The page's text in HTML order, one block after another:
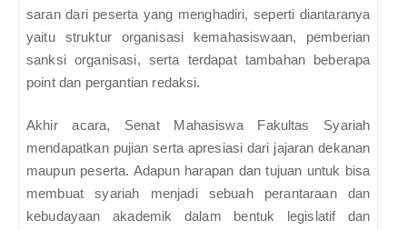
saran dari peserta yang menghadiri, seperti diantaranya
yaitu struktur organisasi kemahasiswaan, pemberian
sanksi organisasi, serta terdapat tambahan beberapa
point dan pergantian redaksi.
Akhir acara, Senat Mahasiswa Fakultas Syariah
mendapatkan pujian serta apresiasi dari jajaran dekanan
maupun peserta. Adapun harapan dan tujuan untuk bisa
membuat syariah menjadi sebuah perantaraan dan
kebudayaan akademik dalam bentuk legislatif dan